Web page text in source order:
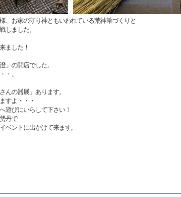
、お家の守り神ともいわれている荒神箒づくりと
しました。
ました！
」の開店でした。
・。
んの器展」あります。
すよ・・・
遊びにいらして下さい！
丹で
ベントに出かけて来ます。